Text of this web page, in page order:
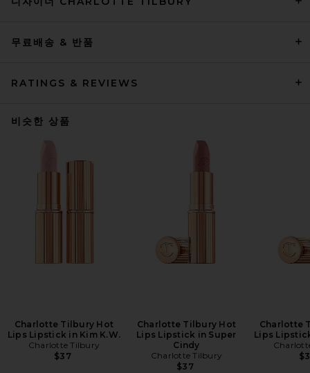
무료배송 & 반품
RATINGS & REVIEWS
비슷한 상품
Charlotte Tilbury Hot
Lips Lipstick in Kim K.W.
Charlotte Tilbury
$37
Charlotte Tilbury Hot
Lips Lipstick in Super
Cindy
Charlotte Tilbury
$37
Charlotte
Lips